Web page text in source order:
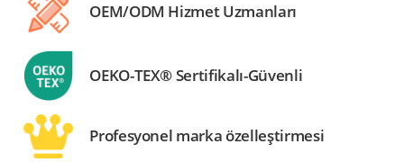
OEM/ODM Hizmet Uzmanları
OEKO-TEX® Sertifikalı-Güvenli
Profesyonel marka özelleştirmesi